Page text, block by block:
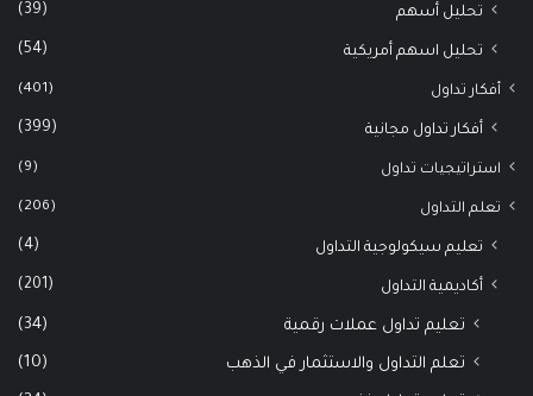
تحليل أسهم (39)
تحليل اسهم أمريكية (54)
أفكار تداول (401)
أفكار تداول مجانية (399)
استراتيجيات تداول (9)
تعلم التداول (206)
تعليم سيكولوجية التداول (4)
أكاديمية التداول (201)
تعليم تداول عملات رقمية (34)
تعلم التداول والاستثمار في الذهب (10)